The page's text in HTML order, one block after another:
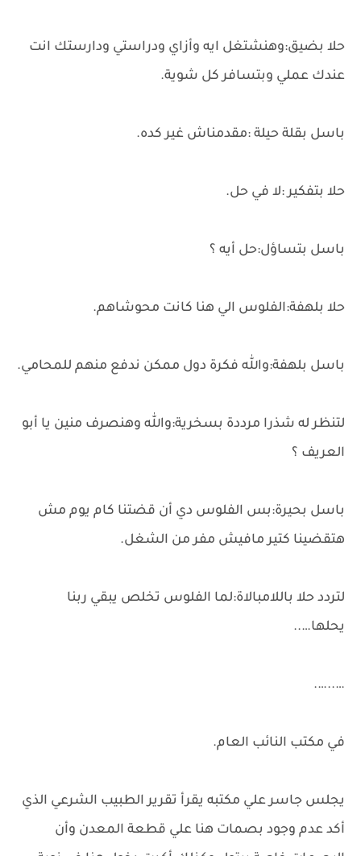
حلا بضيق:وهنشتغل ايه وأزاي ودراستي ودارستك انت
عندك عملي وبتسافر كل شوية.
باسل بقلة حيلة :مقدمناش غير كده.
حلا بتفكير :لا في حل.
باسل بتساؤل:حل أيه ؟
حلا بلهفة:الفلوس الي هنا كانت محوشاهم.
باسل بلهفة:والله فكرة دول ممكن ندفع منهم للمحامي.
لتنظر له شذرا مرددة بسخرية:والله وهنصرف منين يا أبو
العريف ؟
باسل بحيرة:بس الفلوس دي أن قضتنا كام يوم مش
هتقضينا كتير مافيش مفر من الشغل.
لتردد حلا باللامبالاة:لما الفلوس تخلص يبقي ربنا
يحلها…..
…..….
في مكتب النائب العام.
يجلس جاسر علي مكتبه يقرأ تقرير الطبيب الشرعي الذي
أكد عدم وجود بصمات هنا علي قطعة المعدن وأن